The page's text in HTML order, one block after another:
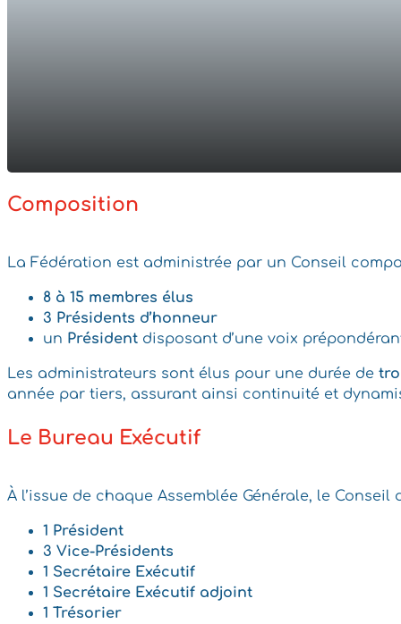
Composition
La Fédération est administrée par un Conseil
8 à 15 membres élus
3 Présidents d’honneur
un Président disposant d’une voix
Les administrateurs sont élus pour une durée de
année par tiers, assurant ainsi continuité et
Le Bureau Exécutif
À l’issue de chaque Assemblée Générale, le
1 Président
3 Vice-Présidents
1 Secrétaire Exécutif
1 Secrétaire Exécutif adjoint
1 Trésorier